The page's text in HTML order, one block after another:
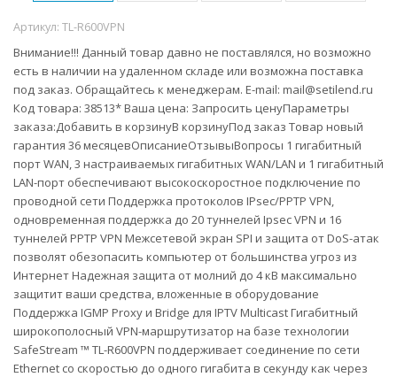
Артикул: TL-R600VPN
Внимание!!! Данный товар давно не поставлялся, но возможно
есть в наличии на удаленном складе или возможна поставка
под заказ. Обращайтесь к менеджерам. E-mail: mail@setilend.ru
Код товара: 38513* Ваша цена: Запросить ценуПараметры
заказа:Добавить в корзинуВ корзинуПод заказ Товар новый
гарантия 36 месяцевОписаниеОтзывыВопросы 1 гигабитный
порт WAN, 3 настраиваемых гигабитных WAN/LAN и 1 гигабитный
LAN-порт обеспечивают высокоскоростное подключение по
проводной сети Поддержка протоколов IPsec/PPTP VPN,
одновременная поддержка до 20 туннелей Ipsec VPN и 16
туннелей PPTP VPN Межсетевой экран SPI и защита от DoS-атак
позволят обезопасить компьютер от большинства угроз из
Интернет Надежная защита от молний до 4 кВ максимально
защитит ваши средства, вложенные в оборудование
Поддержка IGMP Proxy и Bridge для IPTV Мulticast Гигабитный
широкополосный VPN-маршрутизатор на базе технологии
SafeStream ™ TL-R600VPN поддерживает соединение по сети
Ethernet со скоростью до одного гигабита в секунду как через